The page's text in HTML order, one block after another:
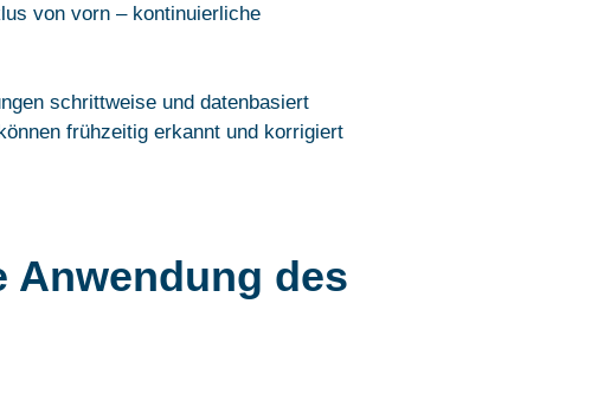
von vorn – kontinuierliche
schrittweise und datenbasiert
frühzeitig erkannt und korrigiert
Anwendung des